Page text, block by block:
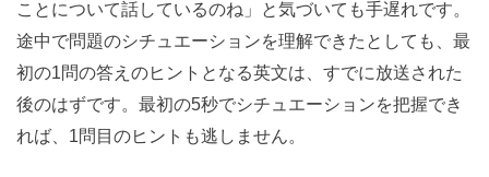
ことについて話しているのね」と気づいても手遅れです。
途中で問題のシチュエーションを理解できたとしても、最
初の1問の答えのヒントとなる英文は、すでに放送された
後のはずです。最初の5秒でシチュエーションを把握でき
れば、1問目のヒントも逃しません。